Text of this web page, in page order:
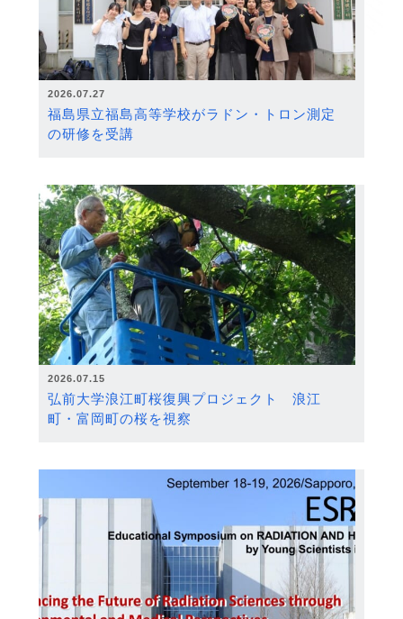
2026.07.27
福島県立福島高等学校がラドン・トロン測定
の研修を受講
2026.07.15
弘前大学浪江町桜復興プロジェクト 浪江
町・富岡町の桜を視察